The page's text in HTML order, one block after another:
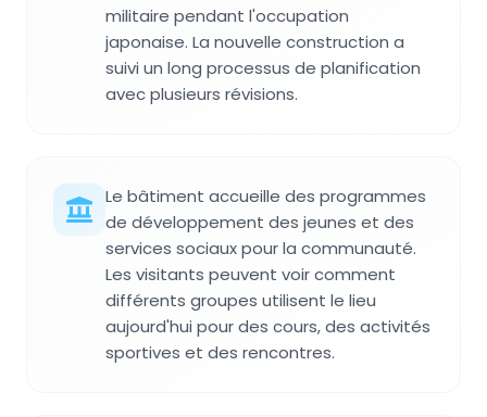
militaire pendant l'occupation
japonaise. La nouvelle construction a
suivi un long processus de planification
avec plusieurs révisions.
Le bâtiment accueille des programmes
de développement des jeunes et des
services sociaux pour la communauté.
Les visitants peuvent voir comment
différents groupes utilisent le lieu
aujourd'hui pour des cours, des activités
sportives et des rencontres.